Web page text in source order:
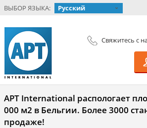
ВЫБОР ЯЗЫКА: Русский
Свяжитесь с
APT International распологает
000 м2 в Бельгии. Более 3000
продаже!